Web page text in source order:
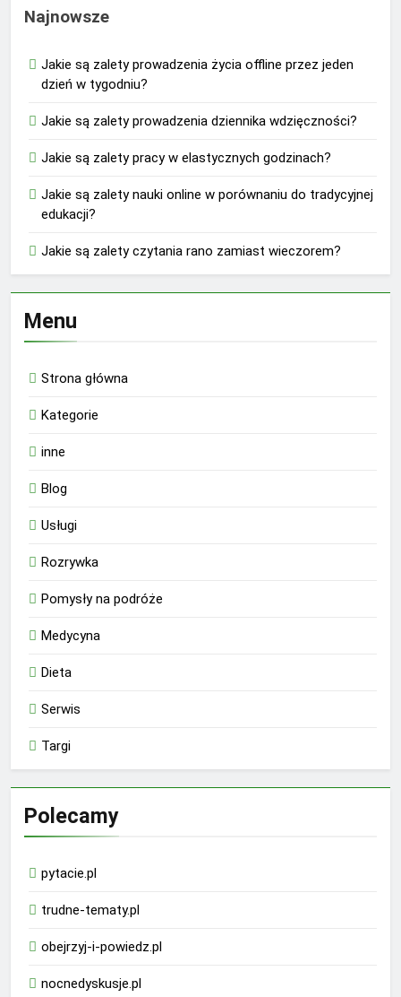
Najnowsze
Jakie są zalety prowadzenia życia offline przez jeden
dzień w tygodniu?
Jakie są zalety prowadzenia dziennika wdzięczności?
Jakie są zalety pracy w elastycznych godzinach?
Jakie są zalety nauki online w porównaniu do tradycyjnej
edukacji?
Jakie są zalety czytania rano zamiast wieczorem?
Menu
Strona główna
Kategorie
inne
Blog
Usługi
Rozrywka
Pomysły na podróże
Medycyna
Dieta
Serwis
Targi
Polecamy
pytacie.pl
trudne-tematy.pl
obejrzyj-i-powiedz.pl
nocnedyskusje.pl